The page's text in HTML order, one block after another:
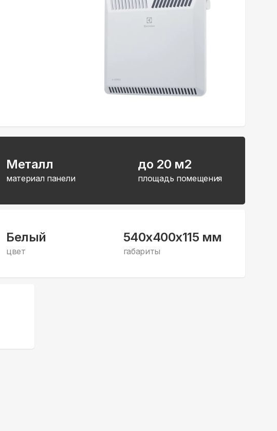
Металл
материал панели
до 20 м2
площадь помещения
Белый
цвет
540x400x115 мм
габариты